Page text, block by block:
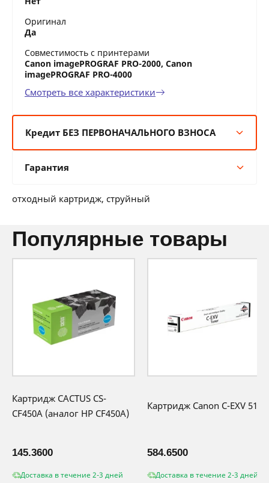
Оригинал
Да
Совместимость с принтерами
Canon imagePROGRAF PRO-2000, Canon
imagePROGRAF PRO-4000
Смотреть все характеристики
Кредит БЕЗ ПЕРВОНАЧАЛЬНОГО ВЗНОСА
12 мес:47 BYN/мес
36 мес:19 BYN/мес
Гарантия
12 месяцев официальной гарантии от
отходный картридж, струйный
популярные товары
Картридж CACTUS CS-
CF450A (аналог HP CF450A)
145.3600
Доставка в течение 2-3 дней
Картридж Canon C-EXV 51BK
584.6500
Доставка в течение 2-3 дней